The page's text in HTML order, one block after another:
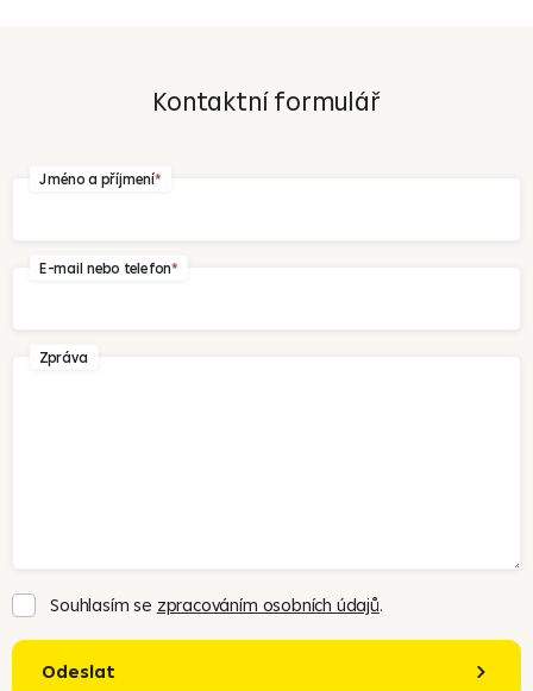
Kontaktní formulář
Jméno a příjmení
E-mail nebo telefon
Zpráva
Souhlasím se zpracováním osobních údajů.
Odeslat